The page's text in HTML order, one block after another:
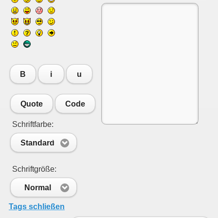
B i u
Quote Code
Schriftfarbe:
Standard
Schriftgröße:
Normal
Tags schließen